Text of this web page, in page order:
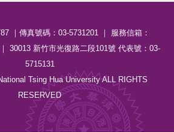
｜傳真號碼：03-5731201 ｜ 服務信箱：
30013 新竹市光復路二段101號 代表號：03-
5715131
Tsing Hua University ALL RIGHTS
RESERVED